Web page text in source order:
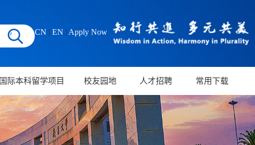
CN | EN | Apply Now
国际本科留学项目 校友园地 人才招聘 常用下载